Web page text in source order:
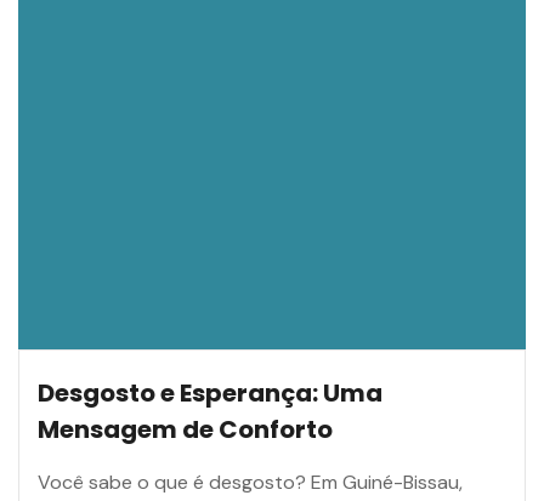
Desgosto e Esperança: Uma
Mensagem de Conforto
Você sabe o que é desgosto? Em Guiné-Bissau,